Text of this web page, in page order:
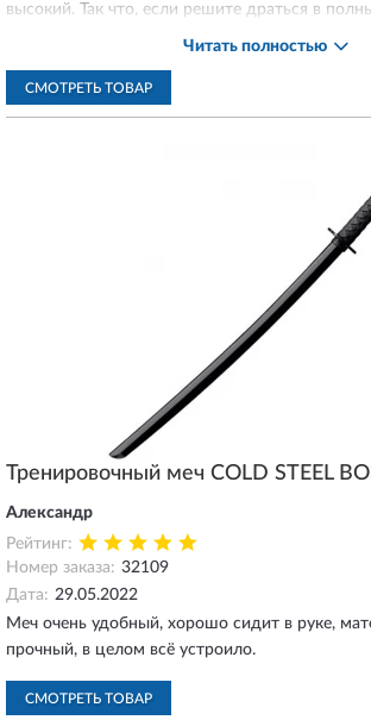
высокий. Так что, если решите драться в
какие перчатки не подойдут, а то можно и
делает их (гладиусы) довольно непростыми в
оружием.
Читать полностью
СМОТРЕТЬ ТОВАР
Тренировочный меч COLD STEEL
Александр
Рейтинг:
Номер заказа: 32109
Дата: 29.05.2022
Меч очень удобный, хорошо сидит в руке,
прочный, в целом всё устроило.
СМОТРЕТЬ ТОВАР